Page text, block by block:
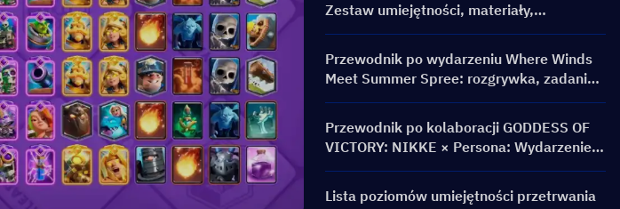
Zestaw umiejętności, materiały,
sygnaturowy Silnik W i Kino Umysłu
Przewodnik po wydarzeniu Where Winds
Meet Summer Spree: rozgrywka, zadania i
nagrody
Przewodnik po kolaboracji GODDESS OF
VICTORY: NIKKE × Persona: Wydarzenie
PERSONA ON FRONTLINE, postacie,
banery i nagrody
Lista poziomów umiejętności przetrwania